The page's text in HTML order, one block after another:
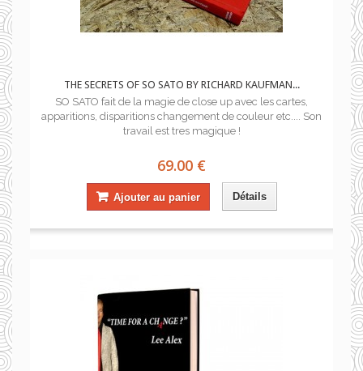
THE SECRETS OF SO SATO BY RICHARD KAUFMAN...
SO SATO fait de la magie de close up avec les cartes,
apparitions, disparitions changement de couleur etc.... Son
travail est tres magique !
69.00 €
Ajouter au panier Détails